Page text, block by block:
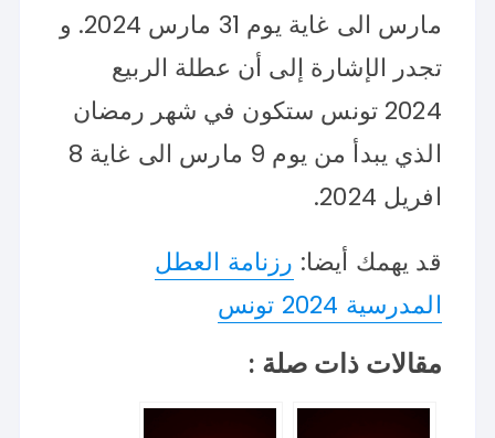
مارس الى غاية يوم 31 مارس 2024. و
تجدر الإشارة إلى أن عطلة الربيع
2024 تونس ستكون في شهر رمضان
الذي يبدأ من يوم 9 مارس الى غاية 8
افريل 2024.
قد يهمك أيضا: رزنامة العطل
المدرسية 2024 تونس
مقالات ذات صلة :